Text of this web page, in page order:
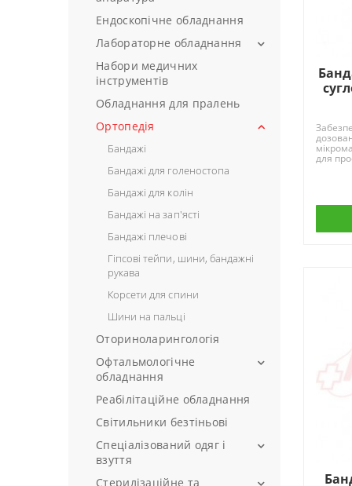
Лампи для сушки гелю, гель-
лаків
Насадки для апаратного
манікюру та педикюру
Щипці
Динамометри
Електрокардіографи
Пульсоксиметри
УЗД
Апарати штучної вентиляції
Монітори
Наркозно-дихальні апарати
Кисневі подушки
Ендоскопічне обладнання
Лабораторне обладнання
Мікроскопи (GRANUM)
Термостати
Центрифуги
Цифрові відеокамери для
мікроскопів
Шафи витяжні ШВР
Набори медичних
інструментів
Обладнання для пралень
Ортопедія
Бандажі
Бандажі для голеностопа
Бандажі для колін
Бандажі на зап'ясті
Бандажі плечові
Гіпсові тейпи, шини, бандажні
рукава
Корсети для спини
Шини на пальці
Оториноларингологія
Офтальмологічне
обладнання
Офтальмоскопи
Реабілітаційне обладнання
Світильники безтіньові
Спеціалізований одяг і
взуття
Медичні халати
Стерилізаційне та
для